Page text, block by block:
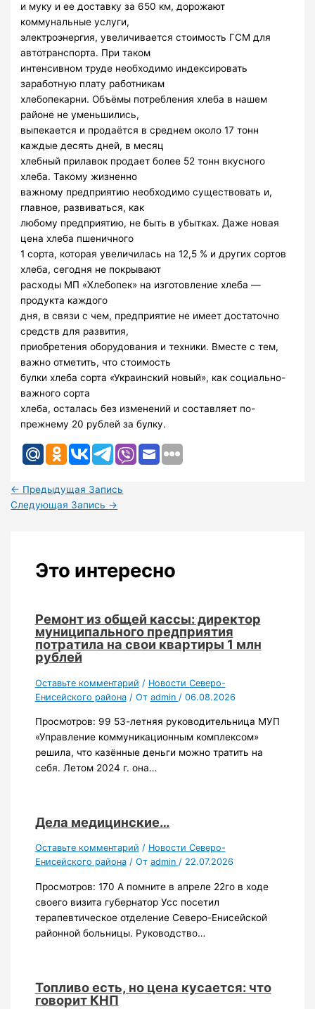
и муку и ее доставку за 650 км, дорожают
коммунальные услуги,
электроэнергия, увеличивается стоимость ГСМ для
автотранспорта. При таком
интенсивном труде необходимо индексировать
заработную плату работникам
хлебопекарни. Объёмы потребления хлеба в нашем
районе не уменьшились,
выпекается и продаётся в среднем около 17 тонн
каждые десять дней, в месяц
хлебный прилавок продает более 52 тонн вкусного
хлеба. Такому жизненно
важному предприятию необходимо существовать и,
главное, развиваться, как
любому предприятию, не быть в убытках. Даже новая
цена хлеба пшеничного
1 сорта, которая увеличилась на 12,5 % и других сортов
хлеба, сегодня не покрывают
расходы МП «Хлебопек» на изготовление хлеба —
продукта каждого
дня, в связи с чем, предприятие не имеет достаточно
средств для развития,
приобретения оборудования и техники. Вместе с тем,
важно отметить, что стоимость
булки хлеба сорта «Украинский новый», как социально-
важного сорта
хлеба, осталась без изменений и составляет по-
прежнему 20 рублей за булку.
← Предыдущая Запись
Следующая Запись →
Это интересно
Ремонт из общей кассы: директор
муниципального предприятия
потратила на свои квартиры 1 млн
рублей
Оставьте комментарий / Новости Северо-
Енисейского района/ От admin / 06.08.2026
Просмотров: 99 53-летняя руководительница МУП
«Управление коммуникационным комплексом»
решила, что казённые деньги можно тратить на
себя. Летом 2024 г. она…
Дела медицинские…
Оставьте комментарий / Новости Северо-
Енисейского района/ От admin / 22.07.2026
Просмотров: 170 А помните в апреле 22го в ходе
своего визита губернатор Усс посетил
терапевтическое отделение Северо-Енисейской
районной больницы. Руководство…
Топливо есть, но цена кусается: что
говорит КНП